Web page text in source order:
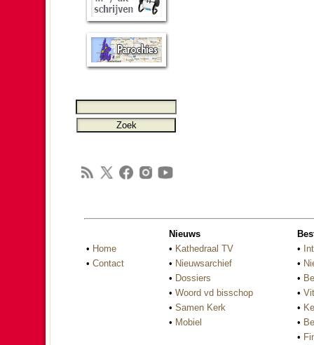
• Home
• Contact
Nieuws
• Kathedraal TV
• Nieuwsarchief
• Dossiers
• Woord vd bisschop
• Samen Kerk
• Mobiel
•
•
•
•
•
•
•